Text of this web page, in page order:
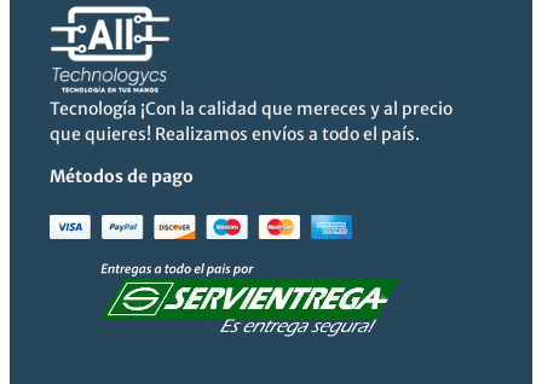
Tecnología ¡Con la calidad que mereces y al precio
que quieres! Realizamos envíos a todo el país.
Métodos de pago